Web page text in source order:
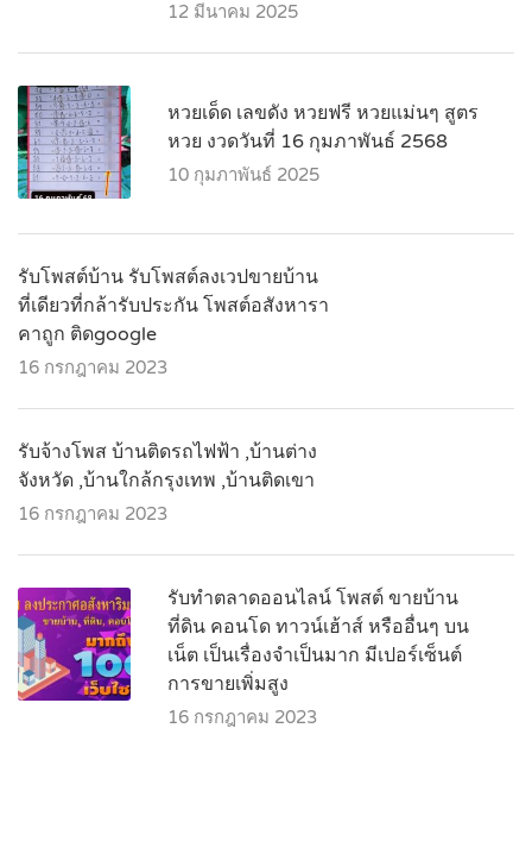
12 มีนาคม 2025
หวยเด็ด เลขดัง หวยฟรี หวยแม่นๆ สูตร
หวย งวดวันที่ 16 กุมภาพันธ์ 2568
10 กุมภาพันธ์ 2025
รับโพสต์บ้าน รับโพสต์ลงเวปขายบ้าน
ที่เดียวที่กล้ารับประกัน โพสต์อสังหารา
คาถูก ติดgoogle
16 กรกฎาคม 2023
รับจ้างโพส บ้านติดรถไฟฟ้า ,บ้านต่าง
จังหวัด ,บ้านใกล้กรุงเทพ ,บ้านติดเขา
16 กรกฎาคม 2023
รับทำตลาดออนไลน์ โพสต์ ขายบ้าน
ที่ดิน คอนโด ทาวน์เฮ้าส์ หรืออื่นๆ บน
เน็ต เป็นเรื่องจำเป็นมาก มีเปอร์เซ็นต์
การขายเพิ่มสูง
16 กรกฎาคม 2023